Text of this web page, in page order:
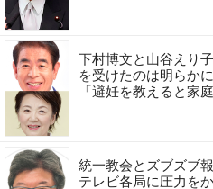
下村博文と山谷えり
を受けたのは明らか
「避妊を教えると家
統一教会とズブズブ
テレビ各局に圧力を